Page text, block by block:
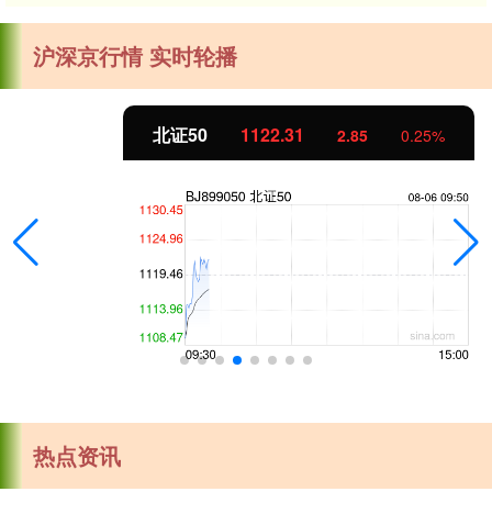
沪深京行情 实时轮播
北证50 1122.31 2.85 0.25%
热点资讯